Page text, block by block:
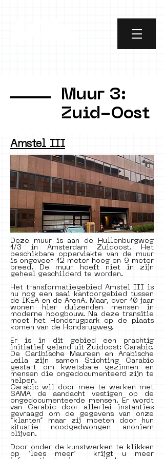
Muur 3:
Zuid-Oost
Amstel III
Deze muur is aan de Hullenburgweg
1/3 in Amsterdam Zuidoost. Het
beschikbare oppervlakte van de muur
is ongeveer 12 meter hoog en 9 meter
breed. De muur hoeft niet in zijn
geheel geschilderd te worden.
Het transformatiegebied Amstel III is
nu nog een saai kantoorgebied tussen
de IKEA en de ArenA. Maar, over 10 jaar
wonen hier duizenden mensen in
moderne hoogbouw. Na deze transitie
moet het Hondsrugpark op de plaats
komen van de Hondsrugweg.
Er is in dit gebied een prachtig
initiatief geland uit Zuidoost: Carabic.
De Caribische Maureen en Arabische
Leila zijn samen Stichting Carabic
gestart om kwetsbare gezinnen en
mensen die ongedocumenteerd zijn te
helpen.
Carabic wil door mee te werken met
SAMA de aandacht vestigen op de
ongedocumenteerde mensen. Er wordt
van Carabic door allerlei instanties
gevraagd om de gegevens van onze
“klanten” maar zij moeten door hun
situatie noodgedwongen anoniem
blijven.
Door onder de kunstwerken te klikken
op ‘lees meer’ krijgt u meer